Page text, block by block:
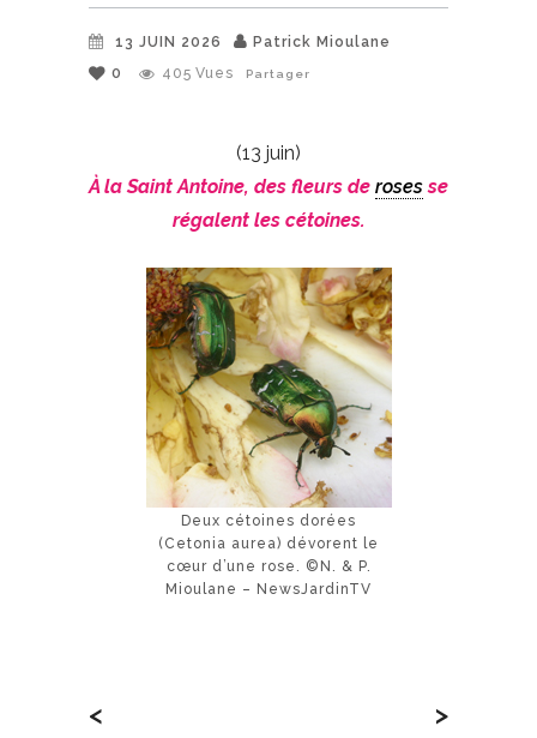
13 JUIN 2026
Patrick Mioulane
0
405 Vues Partager
(13 juin)
À la Saint Antoine, des fleurs de rosesse
régalent les cétoines.
Deux cétoines dorées
(Cetonia aurea) dévorent le
cœur d’une rose. ©N. & P.
Mioulane – NewsJardinTV
< >